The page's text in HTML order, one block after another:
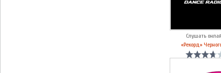
Слушать
«Рекорд»